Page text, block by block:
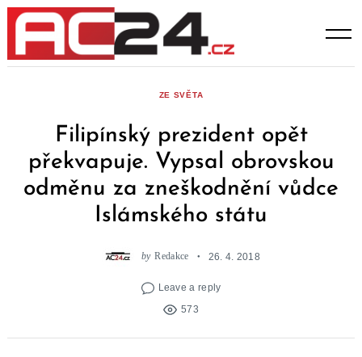
Skip
content
ZE SVĚTA
Filipínský prezident opět
překvapuje. Vypsal obrovskou
odměnu za zneškodnění vůdce
Islámského státu
by Redakce 26. 4. 2018
Leave a reply
573